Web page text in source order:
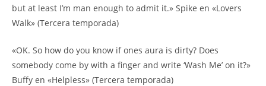
but at least I’m man enough to admit it.» Spike en «Lovers
Walk» (Tercera temporada)
«OK. So how do you know if ones aura is dirty? Does
somebody come by with a finger and write ‘Wash Me’ on it?»
Buffy en «Helpless» (Tercera temporada)